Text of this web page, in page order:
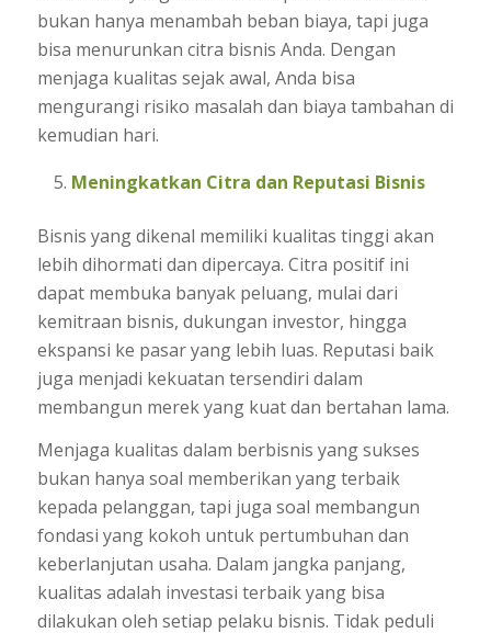
bukan hanya menambah beban biaya, tapi juga
bisa menurunkan citra bisnis Anda. Dengan
menjaga kualitas sejak awal, Anda bisa
mengurangi risiko masalah dan biaya tambahan di
kemudian hari.
Meningkatkan Citra dan Reputasi Bisnis
Bisnis yang dikenal memiliki kualitas tinggi akan
lebih dihormati dan dipercaya. Citra positif ini
dapat membuka banyak peluang, mulai dari
kemitraan bisnis, dukungan investor, hingga
ekspansi ke pasar yang lebih luas. Reputasi baik
juga menjadi kekuatan tersendiri dalam
membangun merek yang kuat dan bertahan lama.
Menjaga kualitas dalam berbisnis yang sukses
bukan hanya soal memberikan yang terbaik
kepada pelanggan, tapi juga soal membangun
fondasi yang kokoh untuk pertumbuhan dan
keberlanjutan usaha. Dalam jangka panjang,
kualitas adalah investasi terbaik yang bisa
dilakukan oleh setiap pelaku bisnis. Tidak peduli